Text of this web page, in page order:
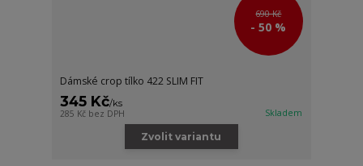
690 Kč
- 50 %
Dámské crop tílko 422 SLIM FIT
345 Kč/ks
285 Kč bez DPH Skladem
Zvolit variantu